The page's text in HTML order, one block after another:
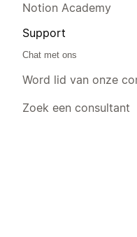
Notion Academy
Support
Chat met ons
Word lid van onze
Zoek een consultant